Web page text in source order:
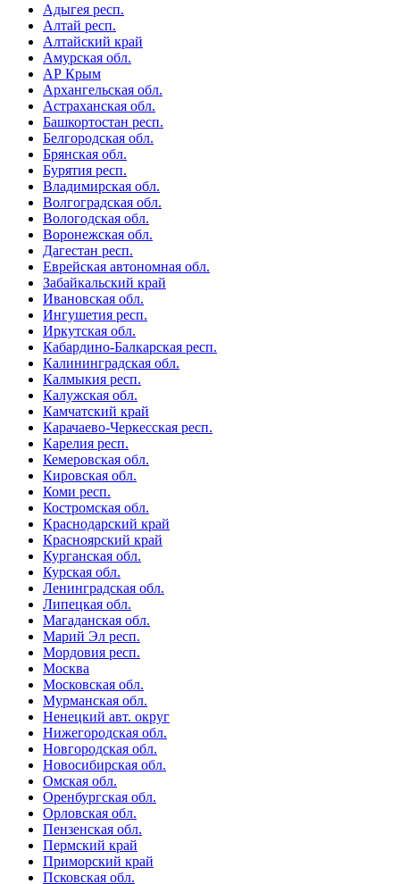
Адыгея респ.
Алтай респ.
Алтайский край
Амурская обл.
АР Крым
Архангельская обл.
Астраханская обл.
Башкортостан респ.
Белгородская обл.
Брянская обл.
Бурятия респ.
Владимирская обл.
Волгоградская обл.
Вологодская обл.
Воронежская обл.
Дагестан респ.
Еврейская автономная обл.
Забайкальский край
Ивановская обл.
Ингушетия респ.
Иркутская обл.
Кабардино-Балкарская респ.
Калининградская обл.
Калмыкия респ.
Калужская обл.
Камчатский край
Карачаево-Черкесская респ.
Карелия респ.
Кемеровская обл.
Кировская обл.
Коми респ.
Костромская обл.
Краснодарский край
Красноярский край
Курганская обл.
Курская обл.
Ленинградская обл.
Липецкая обл.
Магаданская обл.
Марий Эл респ.
Мордовия респ.
Москва
Московская обл.
Мурманская обл.
Ненецкий авт. округ
Нижегородская обл.
Новгородская обл.
Новосибирская обл.
Омская обл.
Оренбургская обл.
Орловская обл.
Пензенская обл.
Пермский край
Приморский край
Псковская обл.